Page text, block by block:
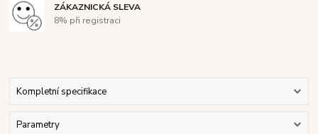
ZÁKAZNICKÁ SLEVA
8% při registraci
Kompletní specifikace
Parametry